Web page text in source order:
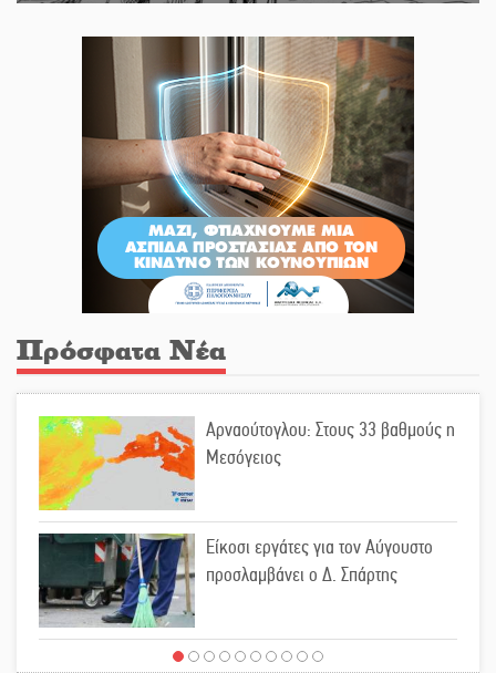
Πρόσφατα Νέα
Αρναούτογλου: Στους 33 βαθμούς η
Μεσόγειος
Είκοσι εργάτες για τον Αύγουστο
προσλαμβάνει ο Δ. Σπάρτης
Μιχάλης Μπότας: Digital Marketing